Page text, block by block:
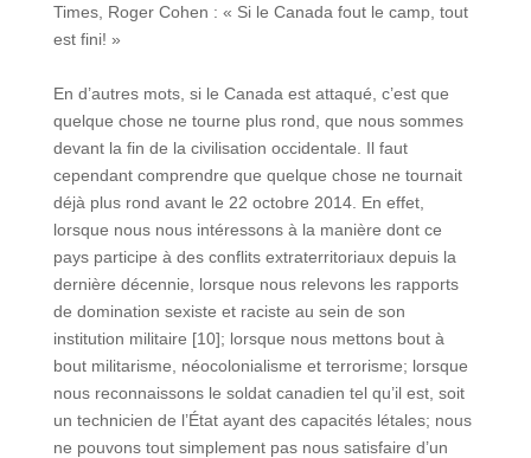
Times, Roger Cohen : « Si le Canada fout le camp, tout
est fini! »
En d’autres mots, si le Canada est attaqué, c’est que
quelque chose ne tourne plus rond, que nous sommes
devant la fin de la civilisation occidentale. Il faut
cependant comprendre que quelque chose ne tournait
déjà plus rond avant le 22 octobre 2014. En effet,
lorsque nous nous intéressons à la manière dont ce
pays participe à des conflits extraterritoriaux depuis la
dernière décennie, lorsque nous relevons les rapports
de domination sexiste et raciste au sein de son
institution militaire [10]; lorsque nous mettons bout à
bout militarisme, néocolonialisme et terrorisme; lorsque
nous reconnaissons le soldat canadien tel qu’il est, soit
un technicien de l’État ayant des capacités létales; nous
ne pouvons tout simplement pas nous satisfaire d’un